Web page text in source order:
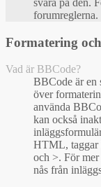
forumreglerna.
Formatering
Vad är BBCode?
BBCode är en
över
använda
kan också
HTML, taggar
och >. För
nås från